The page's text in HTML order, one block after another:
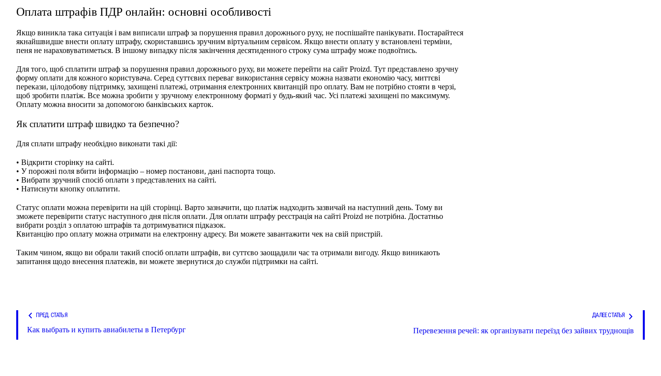
Оплата штрафів ПДР онлайн: основні особливості
Якщо виникла така ситуація і вам виписали штраф за порушення правил дорожнього руху, не поспішайте панікувати. Постарайтеся
якнайшвидше внести оплату штрафу, скориставшись зручним віртуальним сервісом. Якщо внести оплату у встановлені терміни,
пеня не нараховуватиметься. В іншому випадку після закінчення десятиденного строку сума штрафу може подвоїтись.
Для того, щоб сплатити штраф за порушення правил дорожнього руху, ви можете перейти на сайт Proizd. Тут представлено зручну
форму оплати для кожного користувача. Серед суттєвих переваг використання сервісу можна назвати економію часу, миттєві
перекази, цілодобову підтримку, захищені платежі, отримання електронних квитанцій про оплату. Вам не потрібно стояти в черзі,
щоб зробити платіж. Все можна зробити у зручному електронному форматі у будь-який час. Усі платежі захищені по максимуму.
Оплату можна вносити за допомогою банківських карток.
Як сплатити штраф швидко та безпечно?
Для сплати штрафу необхідно виконати такі дії:
• Відкрити сторінку на сайті.
• У порожні поля вбити інформацію – номер постанови, дані паспорта тощо.
• Вибрати зручний спосіб оплати з представлених на сайті.
• Натиснути кнопку оплатити.
Статус оплати можна перевірити на цій сторінці. Варто зазначити, що платіж надходить зазвичай на наступний день. Тому ви
зможете перевірити статус наступного дня після оплати. Для оплати штрафу реєстрація на сайті Proizd не потрібна. Достатньо
вибрати розділ з оплатою штрафів та дотримуватися підказок.
Квитанцію про оплату можна отримати на електронну адресу. Ви можете завантажити чек на свій пристрій.
Таким чином, якщо ви обрали такий спосіб оплати штрафів, ви суттєво заощадили час та отримали вигоду. Якщо виникають
запитання щодо внесення платежів, ви можете звернутися до служби підтримки на сайті.
ПРЕД. СТАТЬЯ
Как выбрать и купить авиабилеты в Петербург
ДАЛЕЕ СТАТЬЯ
Перевезення речей: як організувати переїзд без зайвих труднощів